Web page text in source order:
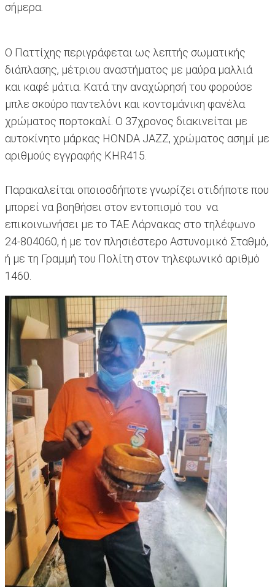
σήμερα.
Ο Παττίχης περιγράφεται ως λεπτής σωματικής
διάπλασης, μέτριου αναστήματος με μαύρα μαλλιά
και καφέ μάτια. Κατά την αναχώρησή του φορούσε
μπλε σκούρο παντελόνι και κοντομάνικη φανέλα
χρώματος πορτοκαλί. Ο 37χρονος διακινείται με
αυτοκίνητο μάρκας HONDA JAZZ, χρώματος ασημί με
αριθμούς εγγραφής KHR415.
Παρακαλείται οποιοσδήποτε γνωρίζει οτιδήποτε που
μπορεί να βοηθήσει στον εντοπισμό του να
επικοινωνήσει με το ΤΑΕ Λάρνακας στο τηλέφωνο
24-804060, ή με τον πλησιέστερο Αστυνομικό Σταθμό,
ή με τη Γραμμή του Πολίτη στον τηλεφωνικό αριθμό
1460.